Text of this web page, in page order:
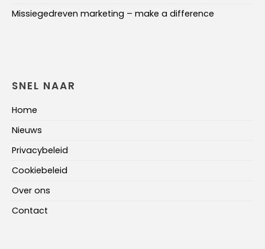
Missiegedreven marketing – make a difference
SNEL NAAR
Home
Nieuws
Privacybeleid
Cookiebeleid
Over ons
Contact